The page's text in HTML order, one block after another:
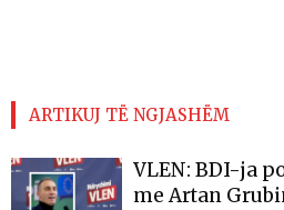
ARTIKUJ TË NGJASHËM
VLEN: BDI-ja
me Artan